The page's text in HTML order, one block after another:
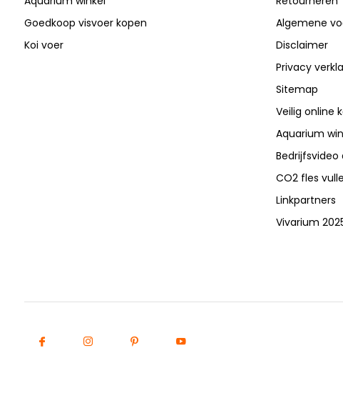
Goedkoop visvoer kopen
Koi voer
Algemene
Disclaimer
Privacy
Sitemap
Veilig online
Aquarium
Bedrijfsvideo
CO2 fles
Linkpartners
Vivarium